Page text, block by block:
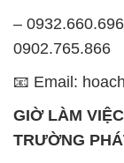
–
0902.765.866
📧 Email:
GIỜ LÀM
TRƯỜNG